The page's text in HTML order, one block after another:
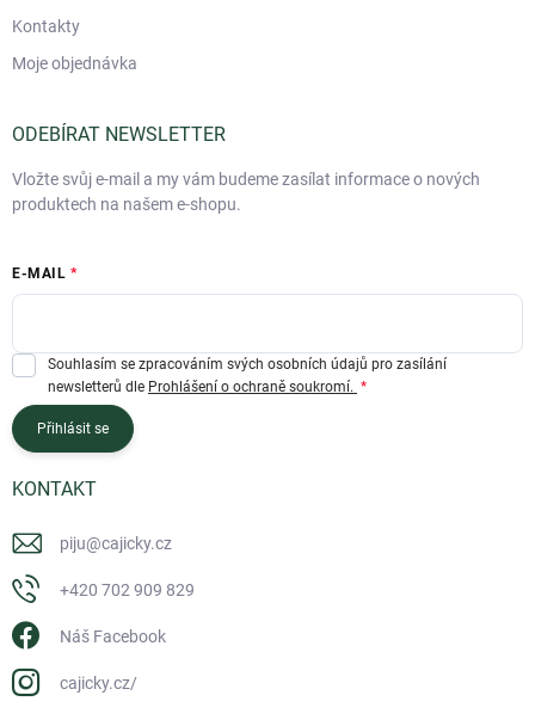
Kontakty
Moje objednávka
ODEBÍRAT NEWSLETTER
Vložte svůj e-mail a my vám budeme zasílat informace o nových
produktech na našem e-shopu.
E-MAIL
Souhlasím se zpracováním svých osobních údajů pro zasílání
newsletterů dle Prohlášení o ochraně soukromí.
Přihlásit se
KONTAKT
piju@cajicky.cz
+420 702 909 829
Náš Facebook
cajicky.cz/